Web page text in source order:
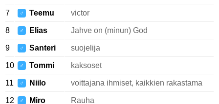
7 ♂ Teemu victor
8 ♂ Elias Jahve on (minun) God
9 ♂ Santeri suojelija
10 ♂ Tommi kaksoset
11 ♂ Niilo voittajana ihmiset, kaikkien rakastama
12 ♂ Miro Rauha